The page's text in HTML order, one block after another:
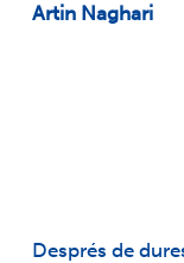
Artin Naghari
Després de